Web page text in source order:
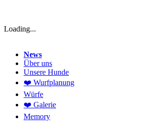
Loading...
News
Über uns
Unsere Hunde
❤️ Wurfplanung
Würfe
❤️ Galerie
Memory